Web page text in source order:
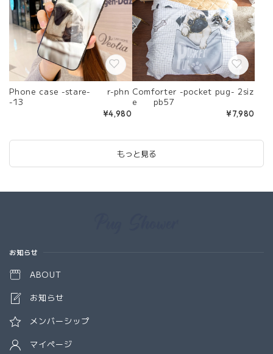
Phone case -stare- r-phn
-13
¥4,980
Comforter -pocket pug- 2siz
e pb57
¥7,980
もっと見る
お知らせ
ABOUT
お知らせ
メンバーシップ
マイページ